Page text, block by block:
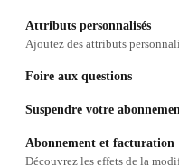
Attributs personnalisés
Foire aux questions
Abonnement et facturation